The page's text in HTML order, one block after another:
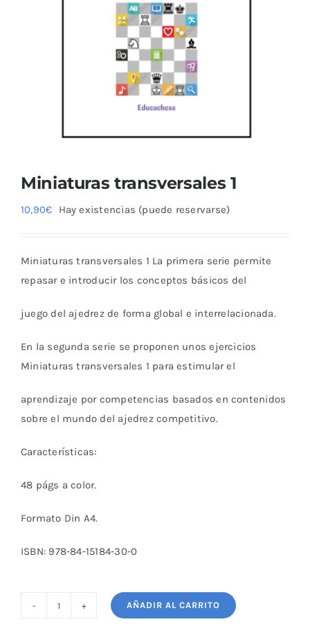
Miniaturas transversales 1
10,90€ Hay existencias (puede reservarse)
Miniaturas transversales 1 La primera serie permite
repasar e introducir los conceptos básicos del
juego del ajedrez de forma global e interrelacionada.
En la segunda serie se proponen unos ejercicios
Miniaturas transversales 1 para estimular el
aprendizaje por competencias basados en contenidos
sobre el mundo del ajedrez competitivo.
Características:
48 págs a color.
Formato Din A4.
ISBN: 978-84-15184-30-0
AÑADIR AL CARRITO